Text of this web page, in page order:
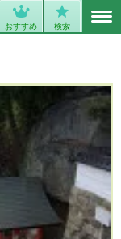
おすすめ 検索